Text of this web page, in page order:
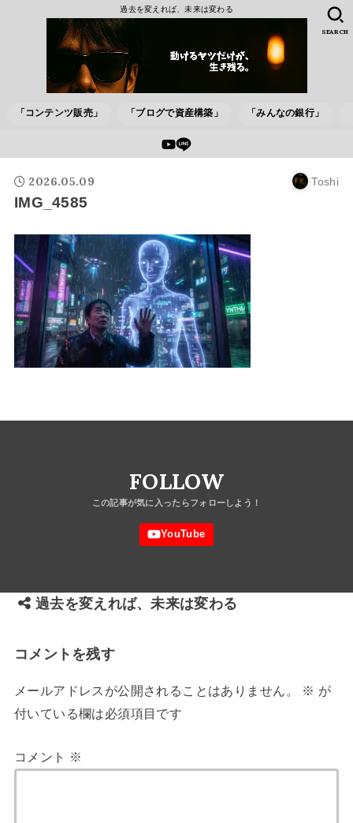
過去を変えれば、未来は変わる
「コンテンツ販売」 「ブログで資産構築」 「みんなの銀行」
SEARCH
2026.05.09 Toshi
IMG_4585
FOLLOW
過去を変えれば、未来は変わる
コメントを残す
メールアドレスが公開されることはありません。 ※ が
付いている欄は必須項目です
コメント ※